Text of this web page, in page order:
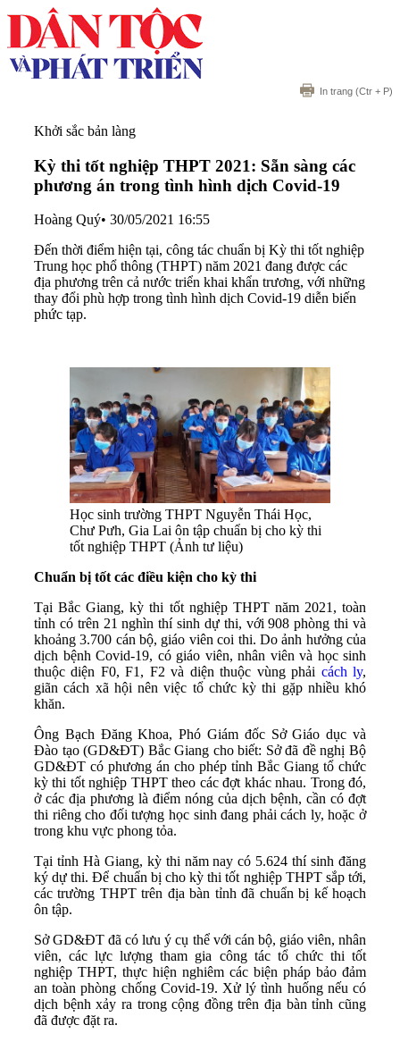
In trang (Ctr + P)
Khởi sắc bản làng
Kỳ thi tốt nghiệp THPT 2021: Sẵn sàng các
phương án trong tình hình dịch Covid-19
Hoàng Quý• 30/05/2021 16:55
Đến thời điểm hiện tại, công tác chuẩn bị Kỳ thi tốt nghiệp
Trung học phổ thông (THPT) năm 2021 đang được các
địa phương trên cả nước triển khai khẩn trương, với những
thay đổi phù hợp trong tình hình dịch Covid-19 diễn biến
phức tạp.
Học sinh trường THPT Nguyễn Thái Học,
Chư Pưh, Gia Lai ôn tập chuẩn bị cho kỳ thi
tốt nghiệp THPT (Ảnh tư liệu)
Chuẩn bị tốt các điều kiện cho kỳ thi
Tại Bắc Giang, kỳ thi tốt nghiệp THPT năm 2021, toàn
tỉnh có trên 21 nghìn thí sinh dự thi, với 908 phòng thi và
khoảng 3.700 cán bộ, giáo viên coi thi. Do ảnh hưởng của
dịch bệnh Covid-19, có giáo viên, nhân viên và học sinh
thuộc diện F0, F1, F2 và diện thuộc vùng phải cách ly,
giãn cách xã hội nên việc tổ chức kỳ thi gặp nhiều khó
khăn.
Ông Bạch Đăng Khoa, Phó Giám đốc Sở Giáo dục và
Đào tạo (GD&ĐT) Bắc Giang cho biết: Sở đã đề nghị Bộ
GD&ĐT có phương án cho phép tỉnh Bắc Giang tổ chức
kỳ thi tốt nghiệp THPT theo các đợt khác nhau. Trong đó,
ở các địa phương là điểm nóng của dịch bệnh, cần có đợt
thi riêng cho đối tượng học sinh đang phải cách ly, hoặc ở
trong khu vực phong tỏa.
Tại tỉnh Hà Giang, kỳ thi năm nay có 5.624 thí sinh đăng
ký dự thi. Để chuẩn bị cho kỳ thi tốt nghiệp THPT sắp tới,
các trường THPT trên địa bàn tỉnh đã chuẩn bị kế hoạch
ôn tập.
Sở GD&ĐT đã có lưu ý cụ thể với cán bộ, giáo viên, nhân
viên, các lực lượng tham gia công tác tổ chức thi tốt
nghiệp THPT, thực hiện nghiêm các biện pháp bảo đảm
an toàn phòng chống Covid-19. Xử lý tình huống nếu có
dịch bệnh xảy ra trong cộng đồng trên địa bàn tỉnh cũng
đã được đặt ra.